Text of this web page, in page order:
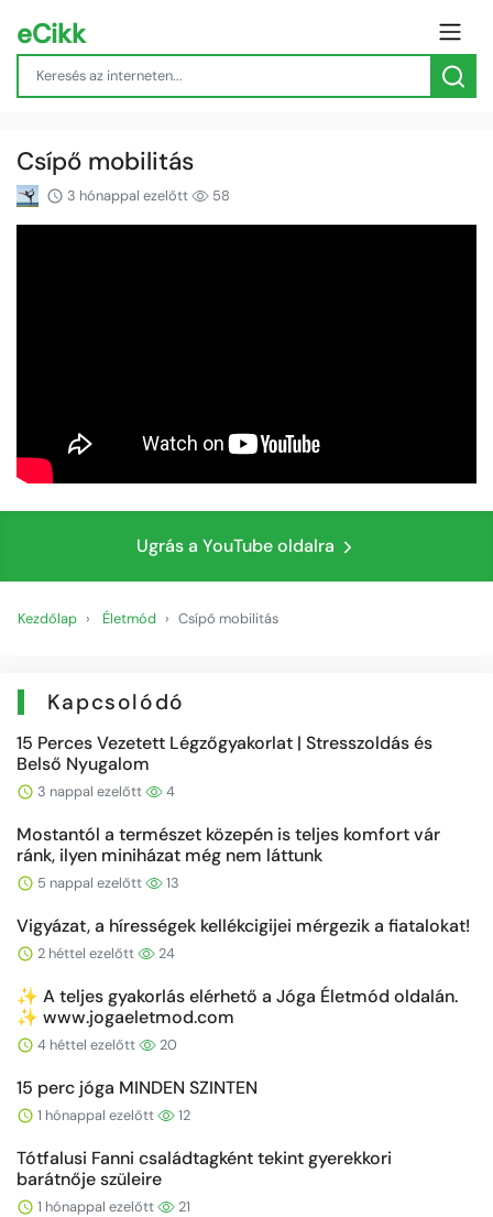
eCikk
Csípő mobilitás
3 hónappal ezelőtt 58
Ugrás a YouTube oldalra
Kezdőlap Életmód Csípő mobilitás
Kapcsolódó
15 Perces Vezetett Légzőgyakorlat | Stresszoldás és
Belső Nyugalom
3 nappal ezelőtt 4
Mostantól a természet közepén is teljes komfort vár
ránk, ilyen miniházat még nem láttunk
5 nappal ezelőtt 13
Vigyázat, a hírességek kellékcigijei mérgezik a fiatalokat!
2 héttel ezelőtt 24
✨ A teljes gyakorlás elérhető a Jóga Életmód oldalán.
✨ www.jogaeletmod.com
4 héttel ezelőtt 20
15 perc jóga MINDEN SZINTEN
1 hónappal ezelőtt 12
Tótfalusi Fanni családtagként tekint gyerekkori
barátnője szüleire
1 hónappal ezelőtt 21